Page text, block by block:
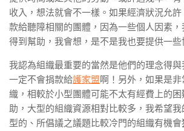
收入，想法就會不一樣。如果經濟狀況允
款給聽障相關的團體，因為一些個人因素
得到幫助，我會想，是不是我也要提供一些
我認為組織最重要的當然是他們的理念得與
一定不會捐款給護家盟啊！另外，如果是
織，相較於小型團體可能不太有經費上的
助，大型的組織資源相對比較多，我希望
型的、所倡議之議題比較冷門的組織有機